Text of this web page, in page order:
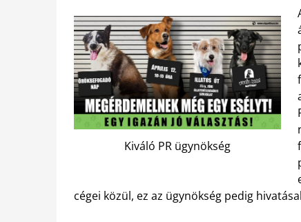
Kiváló PR ügynökség
cégei közül, ez az ügynökség pedig